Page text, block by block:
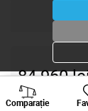
84 960
Comparație